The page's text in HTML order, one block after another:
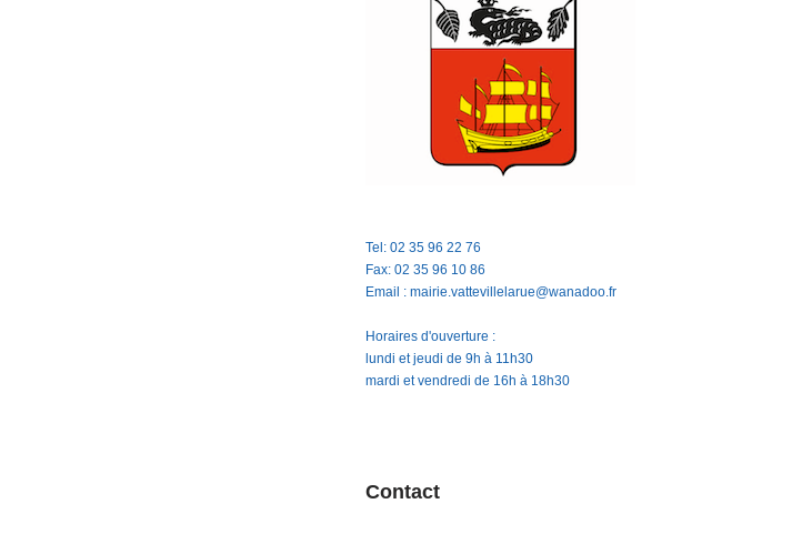
Tel: 02 35 96 22 76
Fax: 02 35 96 10 86
Email : mairie.vattevillelarue@wanadoo.fr
Horaires d'ouverture :
lundi et jeudi de 9h à 11h30
mardi et vendredi de 16h à 18h30
Contact